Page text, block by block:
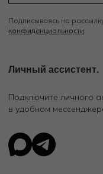
Подписываясь на
конфиденциальности
Личный ассистент.
Подключите личного
в удобном